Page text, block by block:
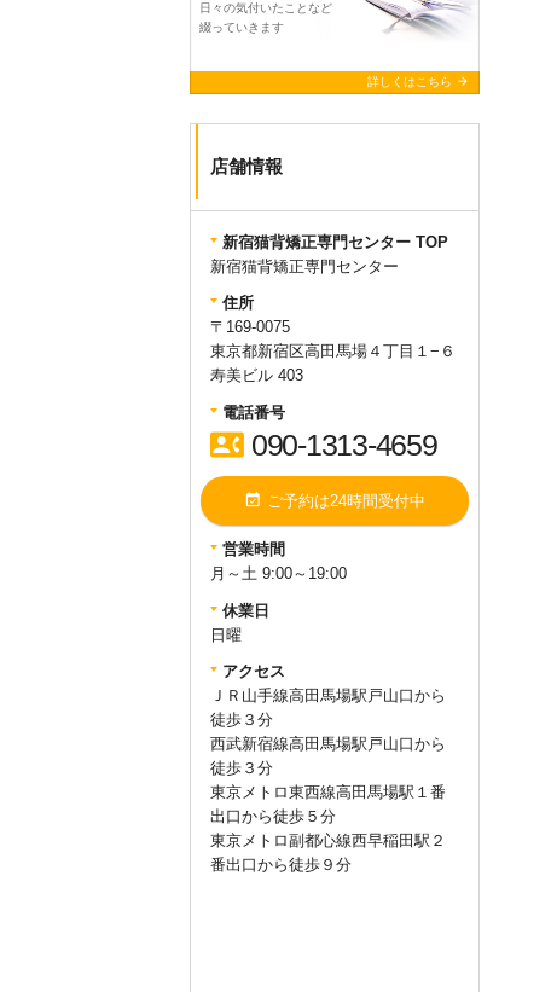
日々の気付いたことなど
綴っていきます
詳しくはこちら arrow_forward
店舗情報
新宿猫背矯正専門センター TOP
新宿猫背矯正専門センター
住所
〒169-0075
東京都新宿区高田馬場４丁目１−６
寿美ビル 403
電話番号
contact_phone 090-1313-4659
event_available ご予約は24時間受付中
営業時間
月～土 9:00～19:00
休業日
日曜
アクセス
ＪＲ山手線高田馬場駅戸山口から
徒歩３分
西武新宿線高田馬場駅戸山口から
徒歩３分
東京メトロ東西線高田馬場駅１番
出口から徒歩５分
東京メトロ副都心線西早稲田駅２
番出口から徒歩９分